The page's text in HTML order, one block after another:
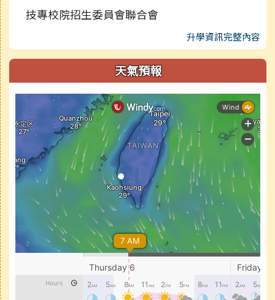
技專校院招生委員會聯合會
升學資訊完整內容
天氣預報